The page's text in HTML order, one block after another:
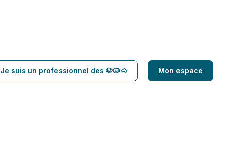
Je suis un professionnel des 🐶🐱🐴 Mon espace